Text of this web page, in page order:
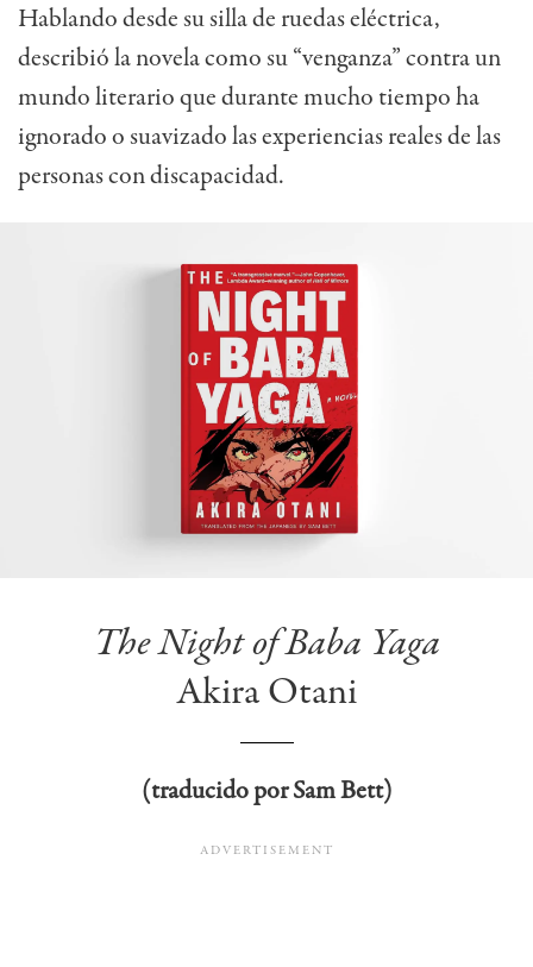
Hablando desde su silla de ruedas eléctrica,
describió la novela como su “venganza” contra un
mundo literario que durante mucho tiempo ha
ignorado o suavizado las experiencias reales de las
personas con discapacidad.
The Night of Baba Yaga
Akira Otani
(traducido por Sam Bett)